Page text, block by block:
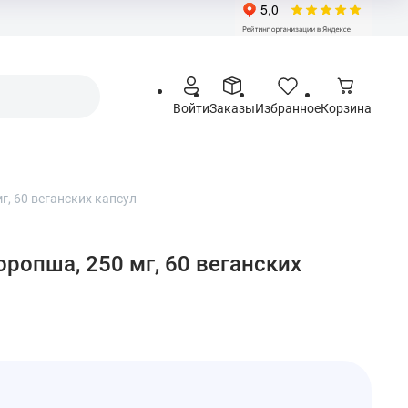
ВойтиЗаказыИзбранноеКорзина
60 веганских капсул
250 мг, 60 веганских